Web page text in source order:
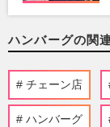
ハンバーグの関
チェーン店
ハンバーグ